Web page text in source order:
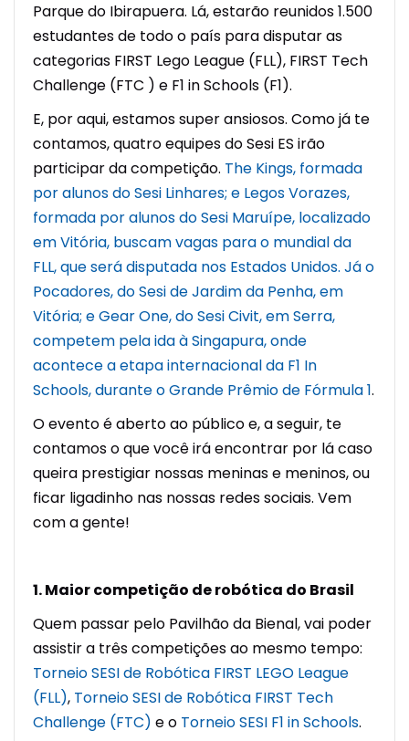
Parque do Ibirapuera. Lá, estarão reunidos 1.500
estudantes de todo o país para disputar as
categorias FIRST Lego League (FLL), FIRST Tech
Challenge (FTC ) e F1 in Schools (F1).
E, por aqui, estamos super ansiosos. Como já te
contamos, quatro equipes do Sesi ES irão
participar da competição. The Kings, formada
por alunos do Sesi Linhares; e Legos Vorazes,
formada por alunos do Sesi Maruípe, localizado
em Vitória, buscam vagas para o mundial da
FLL, que será disputada nos Estados Unidos. Já o
Pocadores, do Sesi de Jardim da Penha, em
Vitória; e Gear One, do Sesi Civit, em Serra,
competem pela ida à Singapura, onde
acontece a etapa internacional da F1 In
Schools, durante o Grande Prêmio de Fórmula 1.
O evento é aberto ao público e, a seguir, te
contamos o que você irá encontrar por lá caso
queira prestigiar nossas meninas e meninos, ou
ficar ligadinho nas nossas redes sociais. Vem
com a gente!
1. Maior competição de robótica do Brasil
Quem passar pelo Pavilhão da Bienal, vai poder
assistir a três competições ao mesmo tempo:
Torneio SESI de Robótica FIRST LEGO League
(FLL), Torneio SESI de Robótica FIRST Tech
Challenge (FTC) e o Torneio SESI F1 in Schools.